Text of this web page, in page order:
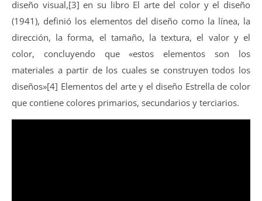
diseño visual,[3] en su libro El arte del color y el diseño
(1941), definió los elementos del diseño como la línea, la
dirección, la forma, el tamaño, la textura, el valor y el
color, concluyendo que «estos elementos son los
materiales a partir de los cuales se construyen todos los
diseños»[4] Elementos del arte y el diseño Estrella de color
que contiene colores primarios, secundarios y terciarios.